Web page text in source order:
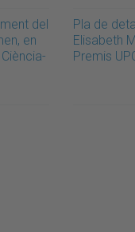
del
en
Pla de
Elisabeth
Premis